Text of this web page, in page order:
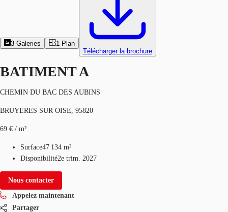
3 Galeries 1 Plan
Télécharger la brochure
BATIMENT A
CHEMIN DU BAC DES AUBINS
BRUYERES SUR OISE, 95820
69 € / m²
Surface47 134 m²
Disponibilité2e trim. 2027
Nous contacter
Appelez maintenant
Partager